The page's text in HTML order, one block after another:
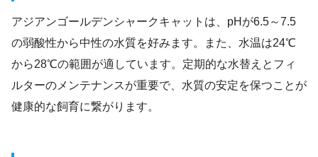
アジアンゴールデンシャークキャットは、pHが6.5～7.5
の弱酸性から中性の水質を好みます。また、水温は24℃
から28℃の範囲が適しています。定期的な水替えとフィ
ルターのメンテナンスが重要で、水質の安定を保つことが
健康的な飼育に繋がります。